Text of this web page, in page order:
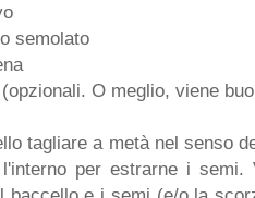
semolato
O meglio, viene
tagliare a metà nel senso
per estrarne i